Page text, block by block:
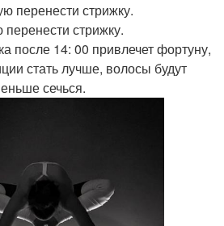
перенести стрижку.
стрижку.
после 14: 00 привлечет фортуну,
стать лучше, волосы будут
сечься.